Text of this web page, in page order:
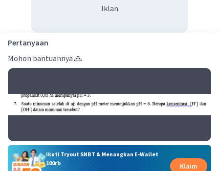
Iklan
Pertanyaan
Mohon bantuannya 🙏
Ikuti Tryout SNBT & Menangkan E-Wallet
100rb
Klaim